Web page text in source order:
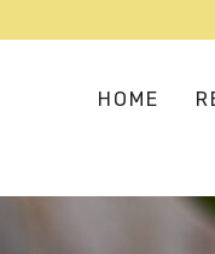
HOME